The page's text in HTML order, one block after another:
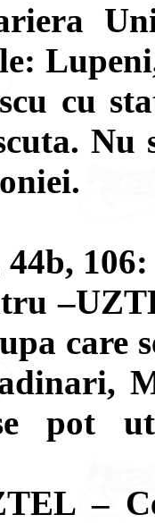
cu
Nu
44b,
care
pot
–